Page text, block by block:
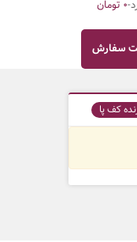
-۰ تومان
سفارش
کف پا